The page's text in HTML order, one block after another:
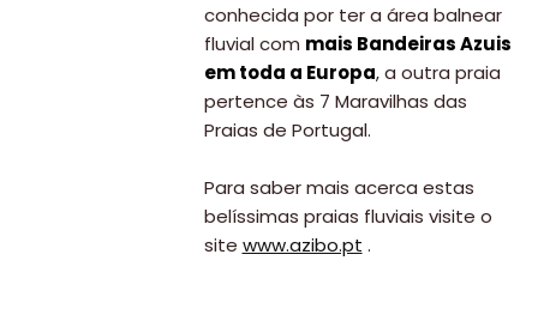
conhecida por ter a área balnear
fluvial com mais Bandeiras Azuis
em toda a Europa, a outra praia
pertence às 7 Maravilhas das
Praias de Portugal.
Para saber mais acerca estas
belíssimas praias fluviais visite o
site www.azibo.pt .